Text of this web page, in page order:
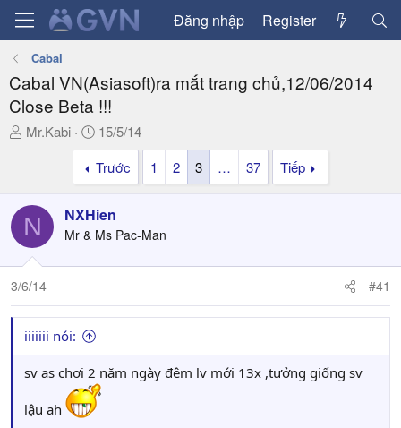
Đăng nhập Register
Cabal
Cabal VN(Asiasoft)ra mắt trang chủ,12/06/2014
Close Beta !!!
T
a
d
s
t
a
t
e
Mr.Kabi
N
g
à
y
g
ử
i
15/5/14
Trước
1 2 3 … 37 Tiếp
N NXHien
Mr & Ms Pac-Man
3/6/14 #41
iiiiiii nói:
sv as chơi 2 năm ngày đêm lv mới 13x ,tưởng giống sv
lậu ah